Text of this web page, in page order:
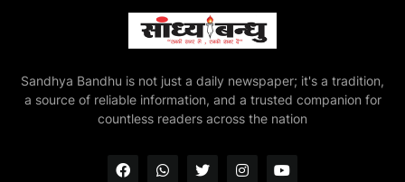
Sandhya Bandhu is not just a daily newspaper; it's a tradition,
a source of reliable information, and a trusted companion for
countless readers across the nation